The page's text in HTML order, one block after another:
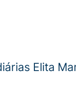
Elita